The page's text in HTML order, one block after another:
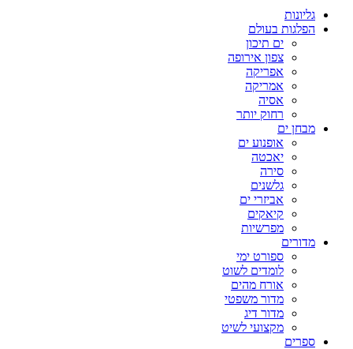
גליונות
הפלגות בעולם
ים תיכון
צפון אירופה
אפריקה
אמריקה
אסיה
רחוק יותר
מבחן ים
אופנוע ים
יאכטה
סירה
גלשנים
אביזרי ים
קיאקים
מפרשיות
מדורים
ספורט ימי
לומדים לשוט
אורח מהים
מדור משפטי
מדור דיג
מקצועי לשיט
ספרים